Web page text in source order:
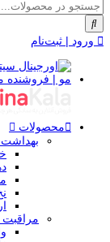
ورود | ثبت‌نام
محصولات
بهداشت
مراقبت